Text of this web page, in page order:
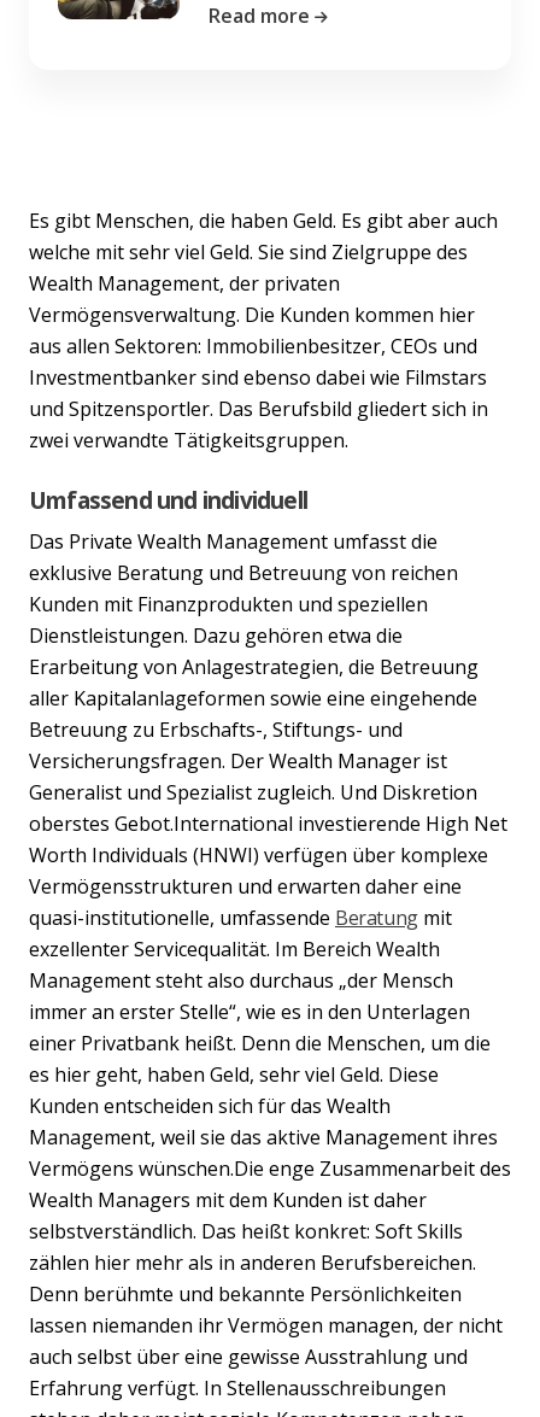
Read more
Es gibt Menschen, die haben Geld. Es gibt aber auch
welche mit sehr viel Geld. Sie sind Zielgruppe des
Wealth Management, der privaten
Vermögensverwaltung. Die Kunden kommen hier
aus allen Sektoren: Immobilienbesitzer, CEOs und
Investmentbanker sind ebenso dabei wie Filmstars
und Spitzensportler. Das Berufsbild gliedert sich in
zwei verwandte Tätigkeitsgruppen.
Umfassend und individuell
Das Private Wealth Management umfasst die
exklusive Beratung und Betreuung von reichen
Kunden mit Finanzprodukten und speziellen
Dienstleistungen. Dazu gehören etwa die
Erarbeitung von Anlagestrategien, die Betreuung
aller Kapitalanlageformen sowie eine eingehende
Betreuung zu Erbschafts-, Stiftungs- und
Versicherungsfragen. Der Wealth Manager ist
Generalist und Spezialist zugleich. Und Diskretion
oberstes Gebot.International investierende High Net
Worth Individuals (HNWI) verfügen über komplexe
Vermögensstrukturen und erwarten daher eine
quasi-institutionelle, umfassende Beratungmit
exzellenter Servicequalität. Im Bereich Wealth
Management steht also durchaus „der Mensch
immer an erster Stelle“, wie es in den Unterlagen
einer Privatbank heißt. Denn die Menschen, um die
es hier geht, haben Geld, sehr viel Geld. Diese
Kunden entscheiden sich für das Wealth
Management, weil sie das aktive Management ihres
Vermögens wünschen.Die enge Zusammenarbeit des
Wealth Managers mit dem Kunden ist daher
selbstverständlich. Das heißt konkret: Soft Skills
zählen hier mehr als in anderen Berufsbereichen.
Denn berühmte und bekannte Persönlichkeiten
lassen niemanden ihr Vermögen managen, der nicht
auch selbst über eine gewisse Ausstrahlung und
Erfahrung verfügt. In Stellenausschreibungen